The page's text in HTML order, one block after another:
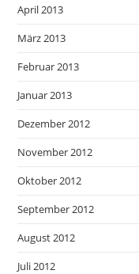
April 2013
März 2013
Februar 2013
Januar 2013
Dezember 2012
November 2012
Oktober 2012
September 2012
August 2012
Juli 2012